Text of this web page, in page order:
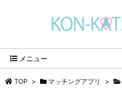
メニュー
TOP > マッチングアプリ >